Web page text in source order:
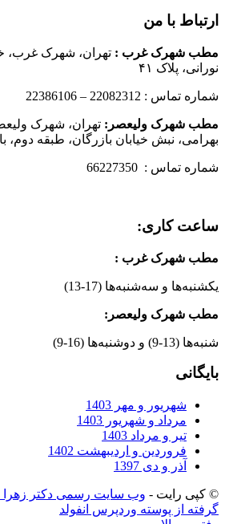
ارتباط با من
مطب شهرک غرب : تهران، شهرک غرب،
نورانی، پلاک ۴۱
شماره تماس : 22082312 – 22386106
مطب شهرک ولیعصر: تهران، شهرک
بهرامی، نبش خیابان بازرگان، طبقه
شماره تماس : 66227350
ساعت کاری:
مطب شهرک غرب :
یکشنبه‌ها و سه‌شنبه‌ها (17-13)
مطب شهرک ولیعصر:
شنبه‌ها (13-9) و دوشنبه‌ها (16-9)
بایگانی
شهریور و مهر 1403
مرداد و شهریور 1403
تیر و مرداد 1403
فروردین و اردیبهشت 1402
آذر و دی 1397
© کپی رایت - وب سایت رسمی دکتر زهرا
گرفته از پوسته وردپرس انفولد